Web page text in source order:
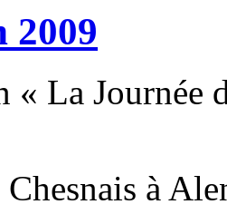
2009
« La Journée
à